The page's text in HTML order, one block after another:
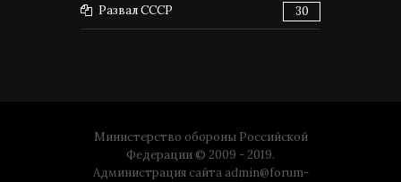
Развал СССР 30
Министерство обороны Российской
Федерации © 2009 - 2019.
Администрация сайта admin@forum-